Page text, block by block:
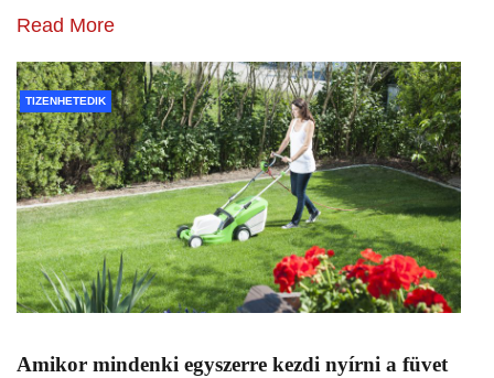
Read More
TIZENHETEDIK
Amikor mindenki egyszerre kezdi nyírni a füvet